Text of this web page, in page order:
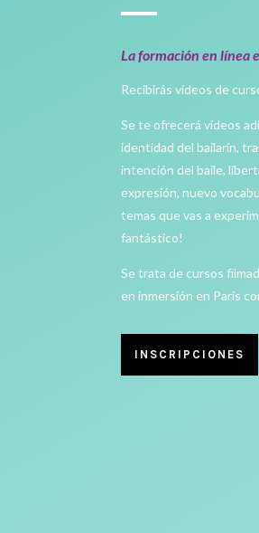
La formación en línea
Recibirás vídeos de
Se te ofrecerá vídeos
identidad del bailarín,
intención del baile,
expresión, nuevo
temas que vas a
fantástico!
Se trata de cursos
en inmersión en París
INSCRIPCIONES